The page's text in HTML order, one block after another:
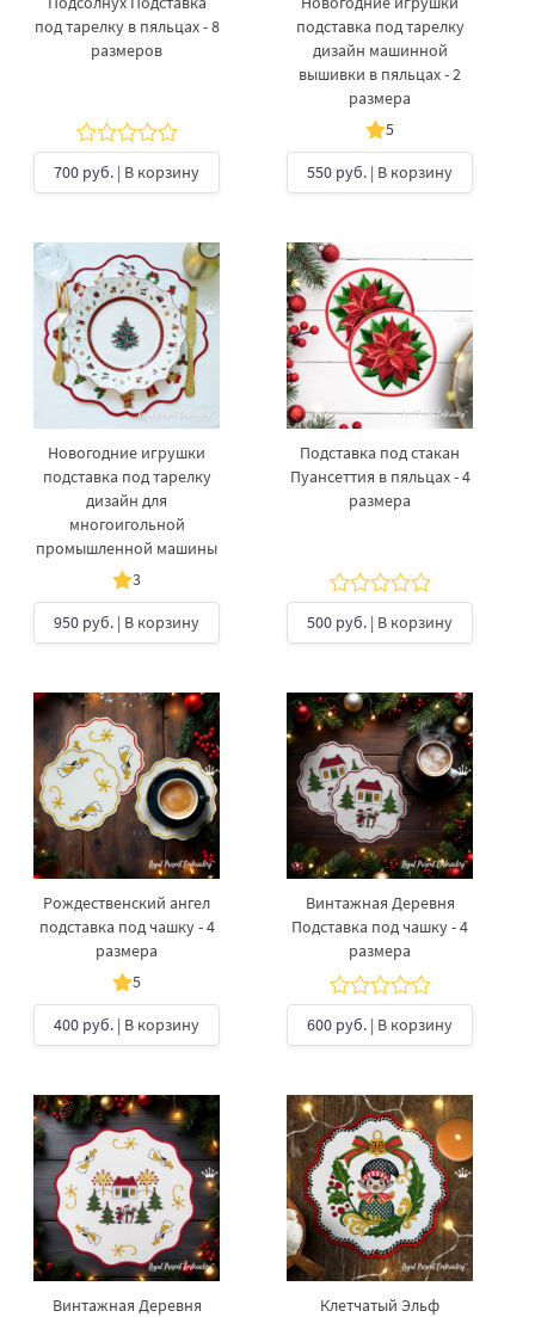
под тарелку в пяльцах - 8
размеров
700 руб. | В корзину
подставка под тарелку
дизайн машинной
вышивки в пяльцах - 2
размера
5
550 руб. | В корзину
Новогодние игрушки
подставка под тарелку
дизайн для
многоигольной
промышленной машины
3
950 руб. | В корзину
Подставка под стакан
Пуансеттия в пяльцах - 4
размера
500 руб. | В корзину
Рождественский ангел
подставка под чашку - 4
размера
5
400 руб. | В корзину
Винтажная Деревня
Подставка под чашку​ - 4
размера
600 руб. | В корзину
Винтажная Деревня
Клетчатый Эльф